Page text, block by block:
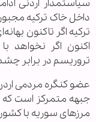
سیاستمدار اردنی
داخل خاک ترکیه
ترکیه اگر تاکنون
اکنون اگر نخواهد
تروریسم در برابر
عضو کنگره مردمی
جبهه متمرکز است
مرزهای سوریه با